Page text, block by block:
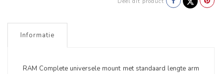
Informatie
RAM Complete universele mount met standaard lengte arm